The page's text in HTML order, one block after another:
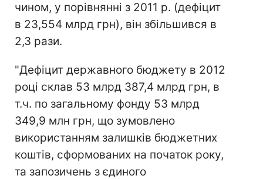
чином, у порівнянні з 2011 р. (дефіцит
в 23,554 млрд грн), він збільшився в
2,3 рази.
"Дефіцит державного бюджету в 2012
році склав 53 млрд 387,4 млрд грн, в
т.ч. по загальному фонду 53 млрд
349,9 млн грн, що зумовлено
використанням залишків бюджетних
коштів, сформованих на початок року,
та запозичень з єдиного